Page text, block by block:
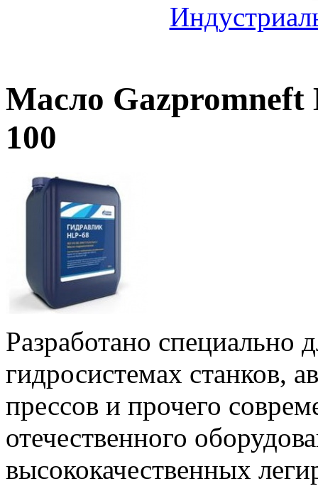
Масло Gazpromneft
100
Разработано специально
гидросистемах станков,
прессов и прочего
отечественного
высококачественных